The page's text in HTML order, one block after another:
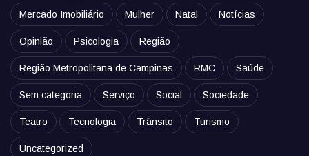
Mercado Imobiliário Mulher Natal Notícias
Opinião Psicologia Região
Região Metropolitana de Campinas RMC Saúde
Sem categoria Serviço Social Sociedade
Teatro Tecnologia Trânsito Turismo
Uncategorized